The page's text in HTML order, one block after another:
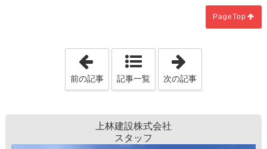
PageTop
「【年末年始休業日のお知らせ】」
前の記事 記事一覧 次の記事
上林建設株式会社
スタッフ